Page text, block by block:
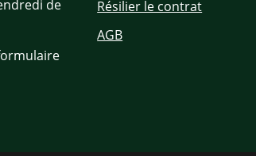
de
Résilier le contrat
AGB